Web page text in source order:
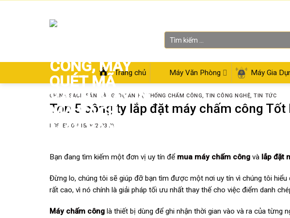
Tìm
kiếm:
Trang chủ Máy Văn Phòng Máy Gia
CHÍNH SÁCH BÁN HÀNG DỰ ÁN HỆ THỐNG CHẤM CÔNG,TIN CÔNG NGHỆ,TIN TỨC
Top 5 công ty lắp đặt máy chấm công Tốt
POSTED ON 15/04/2023 BY
Bạn đang tìm kiếm một đơn vị uy tín để mua máy chấm công và lắp đặt
Đừng lo, chúng tôi sẽ giúp đỡ bạn tìm được một nơi uy tín vì chúng tôi
rất cao, vì nó chính là giải pháp tối ưu nhất thay thế cho việc điểm danh
Máy chấm công là thiết bị dùng để ghi nhận thời gian vào và ra của